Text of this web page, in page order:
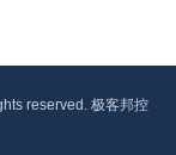
reserved. 极客邦控